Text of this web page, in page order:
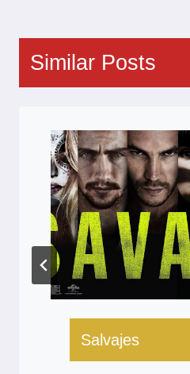
Similar Posts
Salvajes